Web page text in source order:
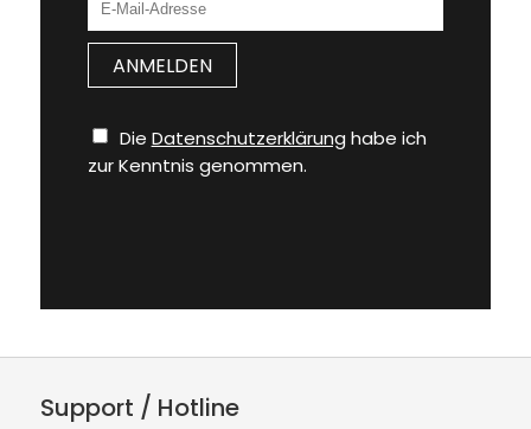
Die Datenschutzerklärung habe ich
zur Kenntnis genommen.
Support / Hotline